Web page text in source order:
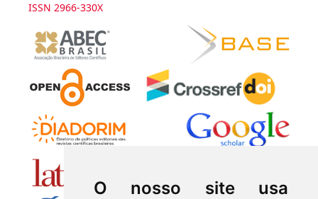
O nosso site usa
ISSN 2966-330X